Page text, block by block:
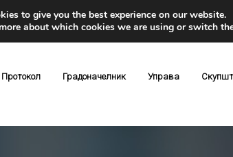
Протокол Градоначелник Управа
to give you the best experience on our website.
about which cookies we are using or switch